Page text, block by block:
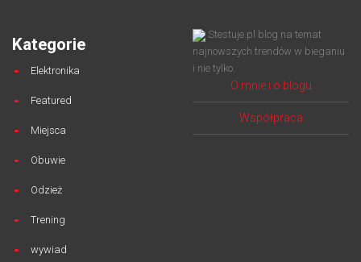
Kategorie
Elektronika
Featured
Miejsca
Obuwie
Odzież
Trening
wywiad
Stestuje.pl blog na temat
najnowszych trendów w bieganiu
i nie tylko.
O mnie i o blogu
Współpraca